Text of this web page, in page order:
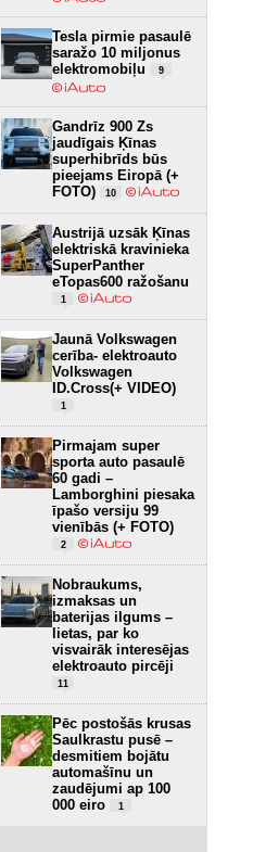
Tesla pirmie pasaulē
saražo 10 miljonus
elektromobiļu
9
Gandrīz 900 Zs
jaudīgais Ķīnas
superhibrīds būs
pieejams Eiropā (+
FOTO)
10
Austrijā uzsāk Ķīnas
elektriskā kravinieka
SuperPanther
eTopas600 ražošanu
1
Jaunā Volkswagen
cerība- elektroauto
Volkswagen
ID.Cross(+ VIDEO)
1
Pirmajam super
sporta auto pasaulē
60 gadi –
Lamborghini piesaka
īpašo versiju 99
vienībās (+ FOTO)
2
Nobraukums,
izmaksas un
baterijas ilgums –
lietas, par ko
visvairāk interesējas
elektroauto pircēji
11
Pēc postošās krusas
Saulkrastu pusē –
desmitiem bojātu
automašīnu un
zaudējumi ap 100
000 eiro
1